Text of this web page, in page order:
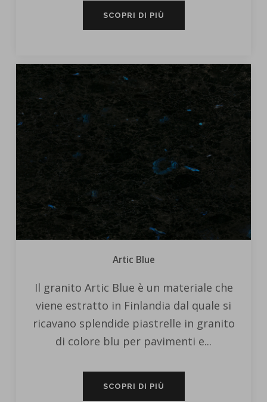
SCOPRI DI PIÙ
Artic Blue
Il granito Artic Blue è un materiale che
viene estratto in Finlandia dal quale si
ricavano splendide piastrelle in granito
di colore blu per pavimenti e...
SCOPRI DI PIÙ